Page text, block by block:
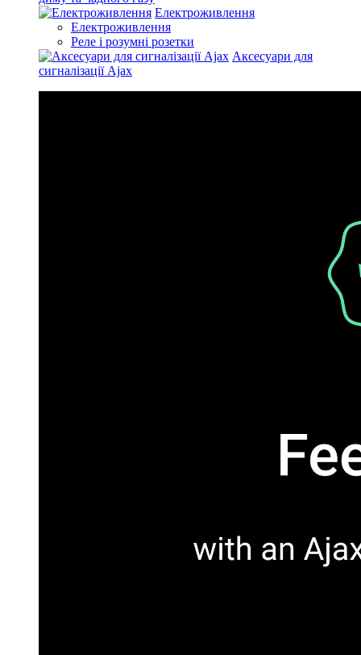
Електроживлення
Електроживлення
Реле і розумні розетки
Аксесуари для
сигналізації Ajax